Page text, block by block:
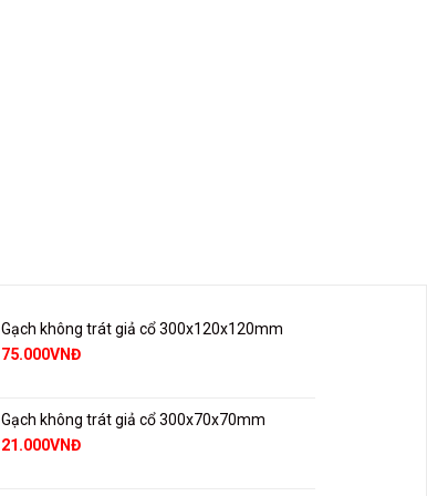
Gạch không trát giả cổ 300x120x120mm
75.000VNĐ
Gạch không trát giả cổ 300x70x70mm
21.000VNĐ